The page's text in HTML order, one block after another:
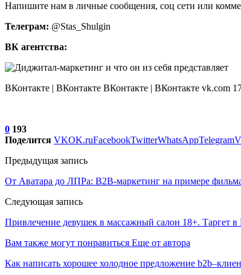
Напишите нам в личные сообщения, соц сети или
Телеграм: @Stas_Shulgin
ВК агентства:
ВКонтакте | ВКонтакте ВКонтакте | ВКонтакте vk.com
0 193
Поделится VKOK.ruFacebookTwitterWhatsAppTelegram
Предыдущая запись
От Аватара до ЛПРа: В2В-маркетинг на примере
Следующая запись
Привлечение девушек в массажный салон 18+. Таргет
Вам также могут понравиться Еще от автора
Как написать хорошее холодное предложение